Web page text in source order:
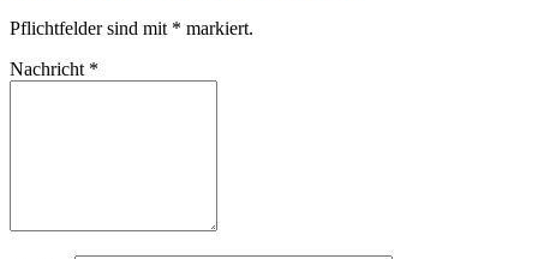
Pflichtfelder sind mit * markiert.
Nachricht *